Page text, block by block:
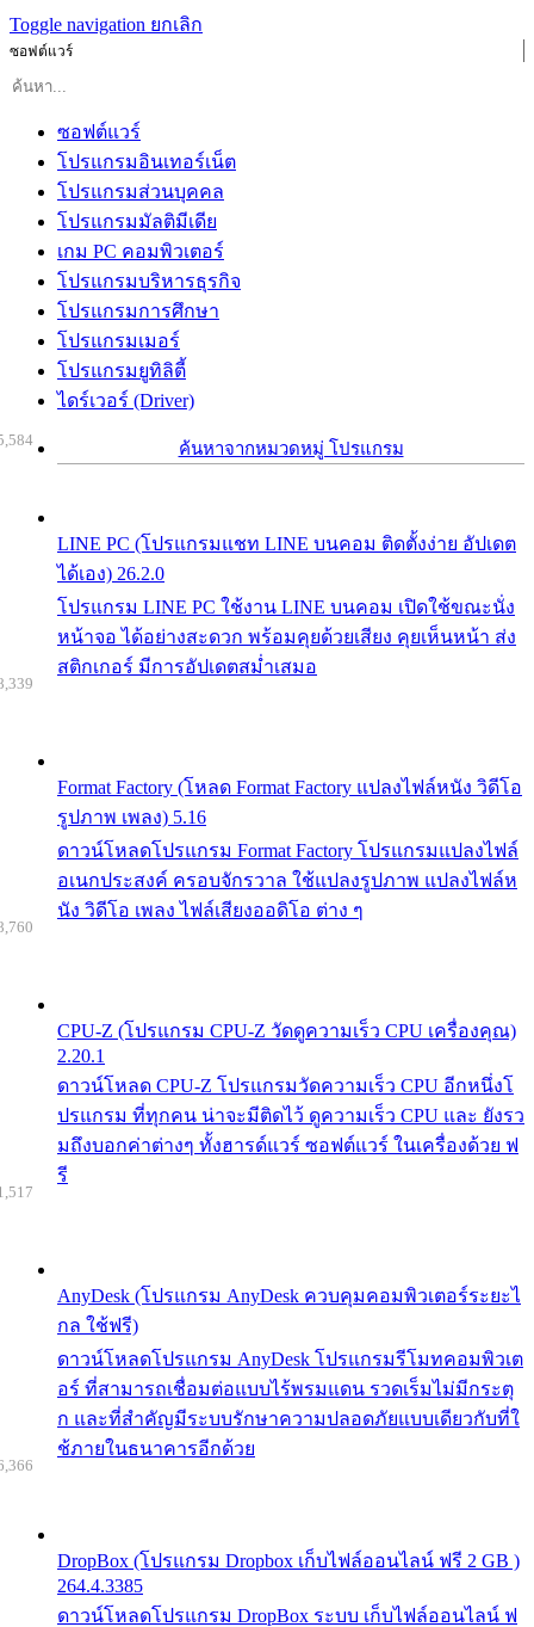
Toggle navigation ยกเลิก
ซอฟต์แวร์
ซอฟต์แวร์
โปรแกรมอินเทอร์เน็ต
โปรแกรมส่วนบุคคล
โปรแกรมมัลติมีเดีย
เกม PC คอมพิวเตอร์
โปรแกรมบริหารธุรกิจ
โปรแกรมการศึกษา
โปรแกรมเมอร์
โปรแกรมยูทิลิตี้
ไดร์เวอร์ (Driver)
ค้นหาจากหมวดหมู่ โปรแกรม
LINE PC (โปรแกรมแชท LINE บนคอม ติดตั้งง่าย อัปเดต
ได้เอง) 26.2.0
โปรแกรม LINE PC ใช้งาน LINE บนคอม เปิดใช้ขณะนั่ง
หน้าจอ ได้อย่างสะดวก พร้อมคุยด้วยเสียง คุยเห็นหน้า ส่ง
สติกเกอร์ มีการอัปเดตสม่ำเสมอ
Format Factory (โหลด Format Factory แปลงไฟล์หนัง วิดีโอ
รูปภาพ เพลง) 5.16
ดาวน์โหลดโปรแกรม Format Factory โปรแกรมแปลงไฟล์
อเนกประสงค์ ครอบจักรวาล ใช้แปลงรูปภาพ แปลงไฟล์ห
นัง วิดีโอ เพลง ไฟล์เสียงออดิโอ ต่าง ๆ
CPU-Z (โปรแกรม CPU-Z วัดดูความเร็ว CPU เครื่องคุณ)
2.20.1
ดาวน์โหลด CPU-Z โปรแกรมวัดความเร็ว CPU อีกหนึ่งโ
ปรแกรม ที่ทุกคน น่าจะมีติดไว้ ดูความเร็ว CPU และ ยังรว
มถึงบอกค่าต่างๆ ทั้งฮารด์แวร์ ซอฟต์แวร์ ในเครื่องด้วย ฟ
รี
AnyDesk (โปรแกรม AnyDesk ควบคุมคอมพิวเตอร์ระยะไ
กล ใช้ฟรี)
ดาวน์โหลดโปรแกรม AnyDesk โปรแกรมรีโมทคอมพิวเต
อร์ ที่สามารถเชื่อมต่อแบบไร้พรมแดน รวดเร็มไม่มีกระตุ
ก และที่สำคัญมีระบบรักษาความปลอดภัยแบบเดียวกับที่ใ
ช้ภายในธนาคารอีกด้วย
DropBox (โปรแกรม Dropbox เก็บไฟล์ออนไลน์ ฟรี 2 GB )
264.4.3385
ดาวน์โหลดโปรแกรม DropBox ระบบ เก็บไฟล์ออนไลน์ ฟ